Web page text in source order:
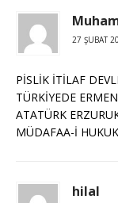
27 ŞUBAT
PİSLİK İTİLAF
TÜRKİYEDE
ATATÜRK
MÜDAFAA-İ
hilal